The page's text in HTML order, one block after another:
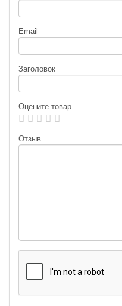
Email
Заголовок
Оцените товар
Отзыв